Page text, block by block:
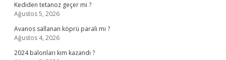
Kediden tetanoz geçer mi ?
Ağustos 5, 2026
Avanos sallanan köprü paralı mı ?
Ağustos 4, 2026
2024 balonları kim kazandı ?